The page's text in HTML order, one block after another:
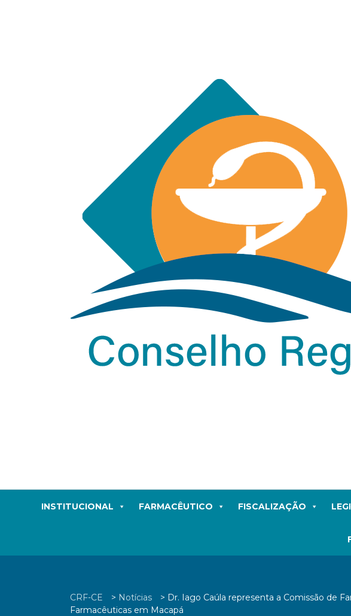
INSTITUCIONAL FARMACÊUTICO FISCALIZAÇÃO
CRF-CE > Notícias > Dr. Iago Caúla representa a Comissão de
Farmacêuticas em Macapá